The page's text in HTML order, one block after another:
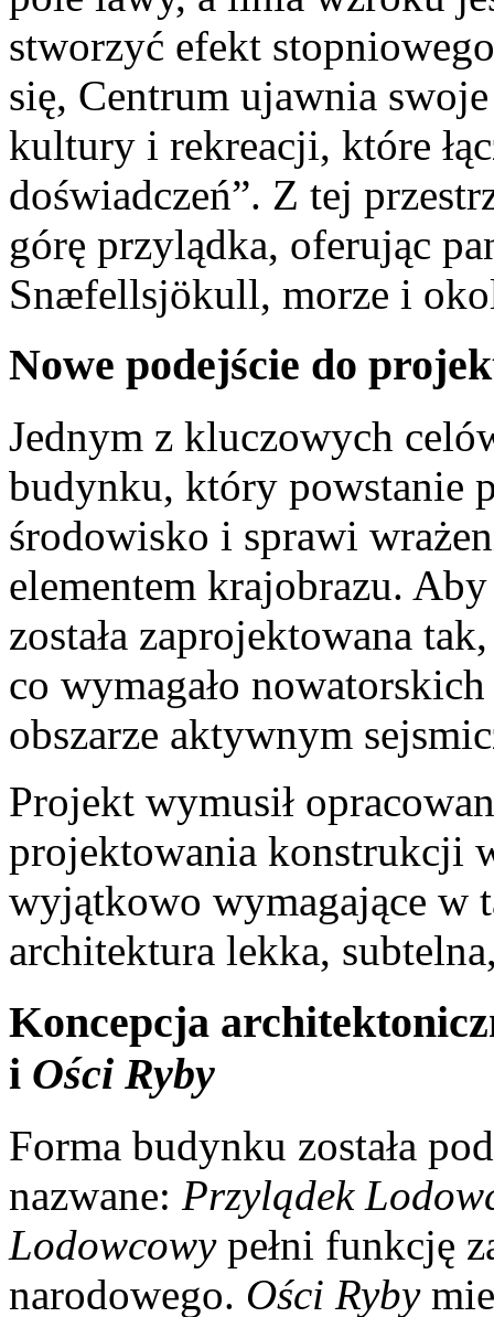
stworzyć efekt
się, Centrum ujawnia
kultury i rekreacji, które
doświadczeń”. Z tej
górę przylądka, oferując
Snæfellsjökull, morze i
Nowe podejście do
Jednym z kluczowych
budynku, który powstanie
środowisko i sprawi
elementem krajobrazu.
została zaprojektowana
co wymagało
obszarze aktywnym
Projekt wymusił
projektowania konstrukcji
wyjątkowo wymagające w
architektura lekka,
Koncepcja
i Ości Ryby
Forma budynku została
nazwane: Przylądek
Lodowcowy pełni funkcję
narodowego. Ości Ryby